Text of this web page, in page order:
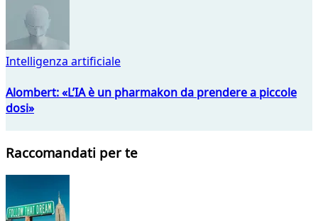
Intelligenza artificiale
Alombert: «L’IA è un pharmakon da prendere a piccole
dosi»
Raccomandati per te